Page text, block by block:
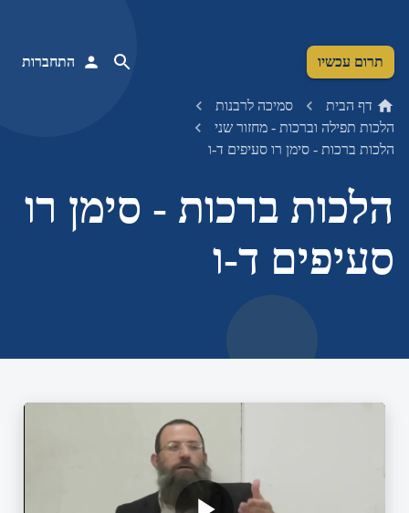
תרום עכשיו התחברות
דף הבית
סמיכה לרבנות
הלכות תפילה וברכות - מחזור שני
הלכות ברכות - סימן רו סעיפים ד-ו
הלכות ברכות - סימן רו
סעיפים ד-ו